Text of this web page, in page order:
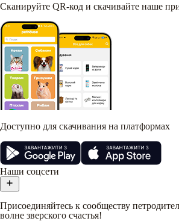
Сканируйте QR-код и скачивайте наше
Доступно для скачивания на платформах
Наши соцсети
Присоединяйтесь к сообществу
волне зверского счастья!